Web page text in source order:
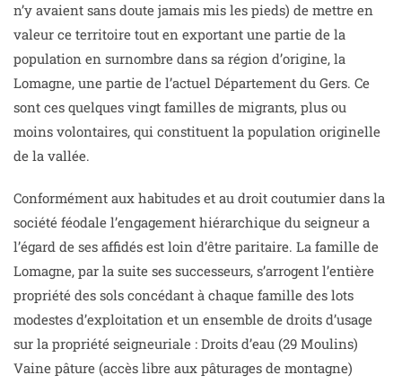
n’y avaient sans doute jamais mis les pieds) de mettre en
valeur ce territoire tout en exportant une partie de la
population en surnombre dans sa région d’origine, la
Lomagne, une partie de l’actuel Département du Gers. Ce
sont ces quelques vingt familles de migrants, plus ou
moins volontaires, qui constituent la population originelle
de la vallée.
Conformément aux habitudes et au droit coutumier dans la
société féodale l’engagement hiérarchique du seigneur a
l’égard de ses affidés est loin d’être paritaire. La famille de
Lomagne, par la suite ses successeurs, s’arrogent l’entière
propriété des sols concédant à chaque famille des lots
modestes d’exploitation et un ensemble de droits d’usage
sur la propriété seigneuriale : Droits d’eau (29 Moulins)
Vaine pâture (accès libre aux pâturages de montagne)